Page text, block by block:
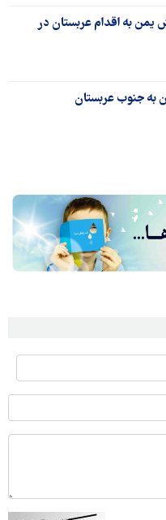
یمن به اقدام عربستان در
جنوب عربستان